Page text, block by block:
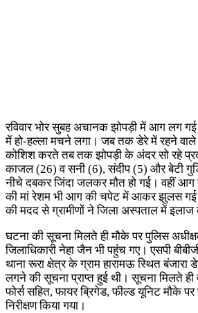
रविवार भोर सुबह अचानक झोपड़ी में आग लग
में हो-हल्ला मचने लगा। जब तक डेरे में रहने
कोशिश करते तब तक झोपड़ी के अंदर सो रहे
काजल (26) व सनी (6), संदीप (5) और बेटी
नीचे दबकर जिंदा जलकर मौत हो गई। वहीं
की मां रेशम भी आग की चपेट में आकर झुलस गई
की मदद से ग्रामीणों ने जिला अस्पताल में इलाज
घटना की सूचना मिलते ही मौके पर पुलिस
जिलाधिकारी नेहा जैन भी पहुंच गए। एसपी
थाना रूरा क्षेत्र के ग्राम हारामऊ स्थित
लगने की सूचना प्राप्त हुई थी। सूचना मिलते
फोर्स सहित, फायर ब्रिगेड, फील्ड यूनिट मौके
निरीक्षण किया गया।